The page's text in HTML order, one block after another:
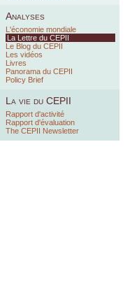
Analyses
L'économie mondiale
La Lettre du CEPII
Le Blog du CEPII
Les vidéos
Livres
Panorama du CEPII
Policy Brief
La vie du CEPII
Rapport d'activité
Rapport d'évaluation
The CEPII Newsletter